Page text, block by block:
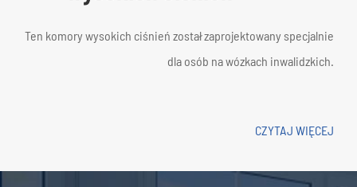
Ten komory wysokich ciśnień został zaprojektowany specjalnie
dla osób na wózkach inwalidzkich.
CZYTAJ WIĘCEJ